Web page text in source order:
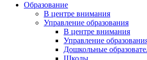
Образование
В центре внимания
Управление образования
В центре внимания
Управление
Дошкольные